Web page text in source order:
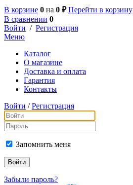
В корзине 0 на 0 ₽ Перейти в корзину
В сравнении 0
Войти / Регистрация
Меню
Каталог
О магазине
Доставка и оплата
Гарантия
Контакты
Войти / Регистрация
Запомнить меня
Забыли пароль?